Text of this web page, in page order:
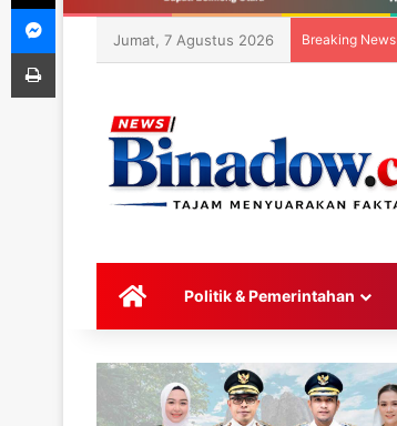
Jumat, 7 Agustus 2026 Breaking News
HOMEPolitik & Pemerintahan